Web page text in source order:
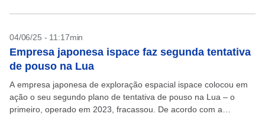
04/06/25 - 11:17min
Empresa japonesa ispace faz segunda tentativa
de pouso na Lua
A empresa japonesa de exploração espacial ispace colocou em
ação o seu segundo plano de tentativa de pouso na Lua – o
primeiro, operado em 2023, fracassou. De acordo com a